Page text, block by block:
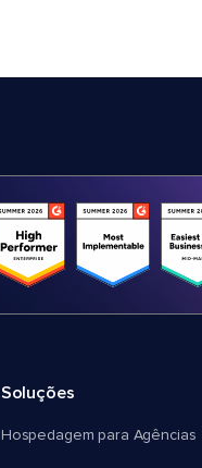
Soluções
Hospedagem para Agências